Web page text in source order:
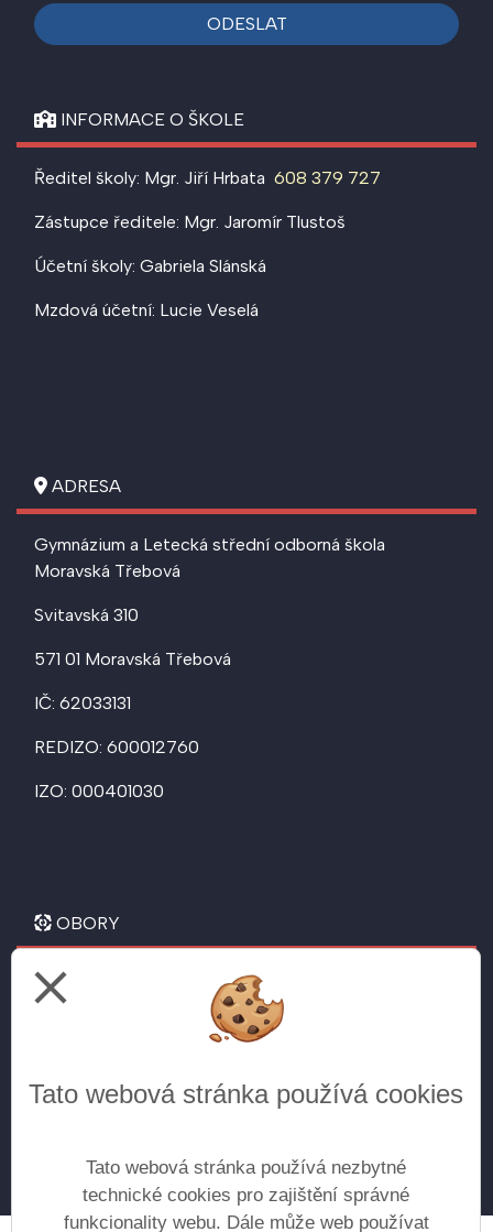
ODESLAT
INFORMACE O ŠKOLE
Ředitel školy: Mgr. Jiří Hrbata 608 379 727
Zástupce ředitele: Mgr. Jaromír Tlustoš
Účetní školy: Gabriela Slánská
Mzdová účetní: Lucie Veselá
ADRESA
Gymnázium a Letecká střední odborná škola
Moravská Třebová
Svitavská 310
571 01 Moravská Třebová
IČ: 62033131
REDIZO: 600012760
IZO: 000401030
OBORY
Letecké technické lyceum
do vyššího ročníku na základě vyhlášenýh kritérií
close
Tato webová stránka používá cookies
Tato webová stránka používá nezbytné
technické cookies pro zajištění správné
funkcionality webu. Dále může web používat